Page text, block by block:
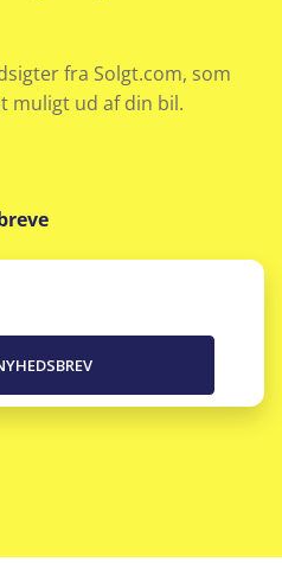
fra Solgt.com, som
muligt ud af din bil.